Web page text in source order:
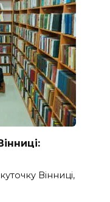
Вінниці,